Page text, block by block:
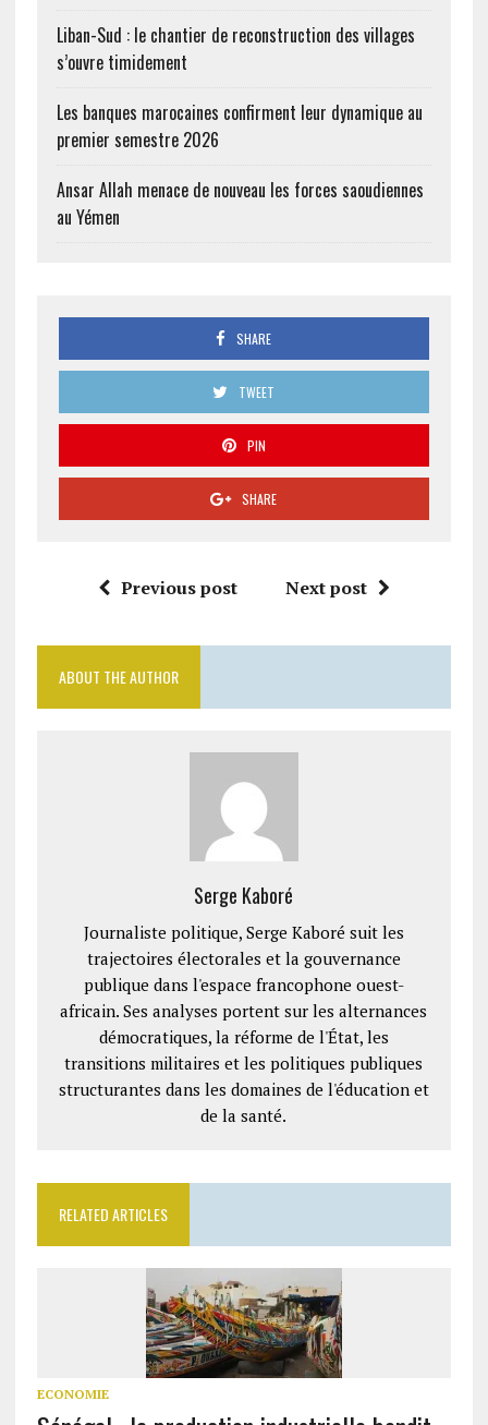
Liban-Sud : le chantier de reconstruction des villages
s’ouvre timidement
Les banques marocaines confirment leur dynamique au
premier semestre 2026
Ansar Allah menace de nouveau les forces saoudiennes
au Yémen
SHARE
TWEET
PIN
SHARE
Previous post Next post
ABOUT THE AUTHOR
Serge Kaboré
Journaliste politique, Serge Kaboré suit les
trajectoires électorales et la gouvernance
publique dans l'espace francophone ouest-
africain. Ses analyses portent sur les alternances
démocratiques, la réforme de l'État, les
transitions militaires et les politiques publiques
structurantes dans les domaines de l'éducation et
de la santé.
RELATED ARTICLES
ECONOMIE